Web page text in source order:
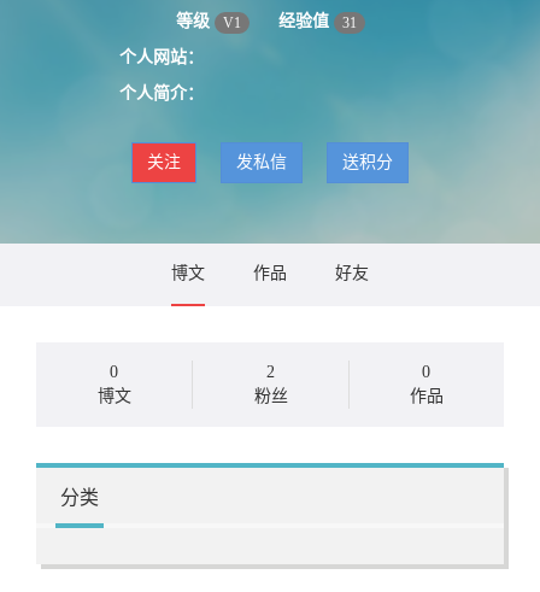
等级 V1 经验值 31
个人网站：
个人简介：
关注 发私信 送积分
博文 作品 好友
0
博文
2
粉丝
0
作品
分类